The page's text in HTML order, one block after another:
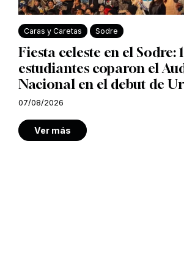
Caras y Caretas Sodre
Fiesta celeste en el Sodre:
estudiantes coparon el
Nacional en el debut de
07/08/2026
Ver más